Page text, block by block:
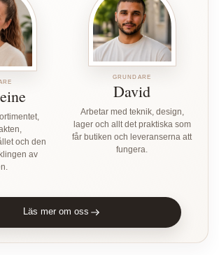
och den
av
GRUNDARE
David
Arbetar med teknik, design,
lager och allt det praktiska som
får butiken och leveranserna att
fungera.
Läs mer om oss